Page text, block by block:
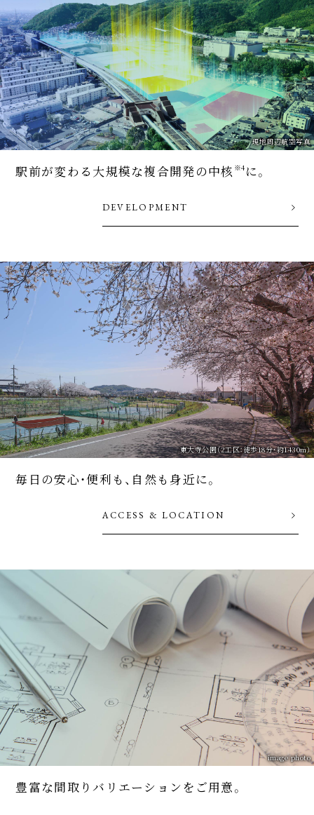
現地周辺航空写真
駅前が変わる 大規模な複合開発の中核 ※4 に。
DEVELOPMENT
東大寺公園（2工区：徒歩18分・約1430m）
毎日の安心・便利も、 自然も身近に。
ACCESS & LOCATION
image photo
豊富な間取りバリエーション をご用意。